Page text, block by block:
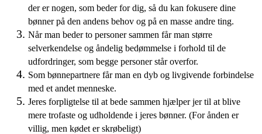
der er nogen, som beder for dig, så du kan fokusere dine
bønner på den andens behov og på en masse andre ting.
Når man beder to personer sammen får man større
selverkendelse og åndelig bedømmelse i forhold til de
udfordringer, som begge personer står overfor.
Som bønnepartnere får man en dyb og livgivende forbindelse
med et andet menneske.
Jeres forpligtelse til at bede sammen hjælper jer til at blive
mere trofaste og udholdende i jeres bønner. (For ånden er
villig, men kødet er skrøbeligt)